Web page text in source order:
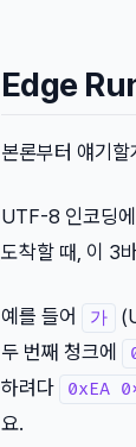
Edge
본론부터 얘기할
UTF-8 인코딩에
도착할 때, 이 3
예를 들어 가
두 번째 청크에
하려다
0xEA
요.